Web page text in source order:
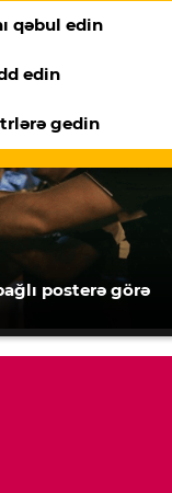
qəbul edin
edin
gedin
posterə görə